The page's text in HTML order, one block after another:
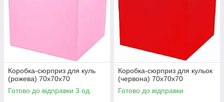
Коробка-сюрприз для куль
(рожева) 70х70х70
Готово до відправки 3 од.
Коробка-сюрприз для кульок
(червона) 70х70х70
Готово до відправки